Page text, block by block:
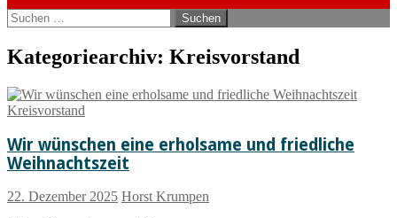
Suchen
nach:
Kategoriearchiv: Kreisvorstand
Kreisvorstand
Wir wünschen eine erholsame und friedliche
Weihnachtszeit
22. Dezember 2025 Horst Krumpen